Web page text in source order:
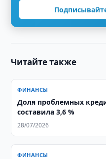
Читайте также
ФИНАНСЫ
Доля проблемных
составила 3,6 %
28/07/2026
ФИНАНСЫ